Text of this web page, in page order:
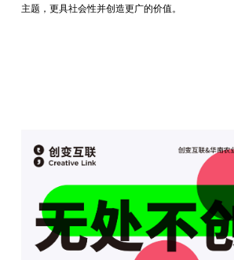
主题，更具社会性并创造更广的价值。